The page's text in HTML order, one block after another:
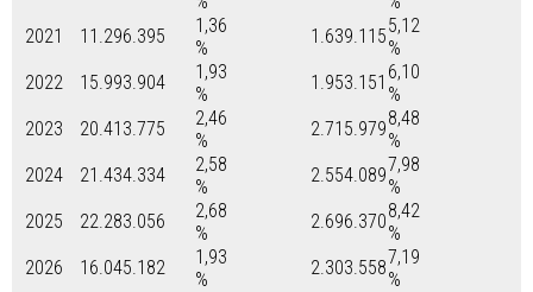
2021
11.296.395
1,36
%
1.639.1155,12
%
2022
15.993.904
1,93
%
1.953.151 6,10
%
2023
20.413.775
2,46
%
2.715.9798,48
%
2024
21.434.334
2,58
%
2.554.0897,98
%
2025
22.283.056
2,68
%
2.696.3708,42
%
2026
16.045.182
1,93
%
2.303.5587,19
%